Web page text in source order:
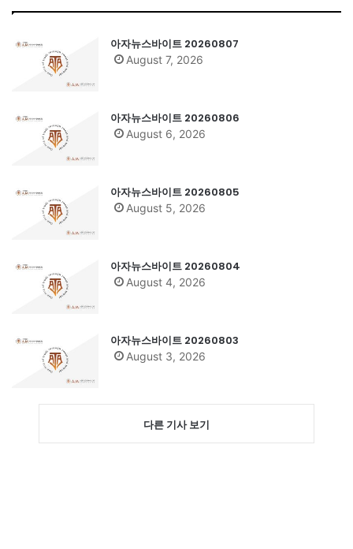
아자뉴스바이트 20260807
August 7, 2026
아자뉴스바이트 20260806
August 6, 2026
아자뉴스바이트 20260805
August 5, 2026
아자뉴스바이트 20260804
August 4, 2026
아자뉴스바이트 20260803
August 3, 2026
다른 기사 보기